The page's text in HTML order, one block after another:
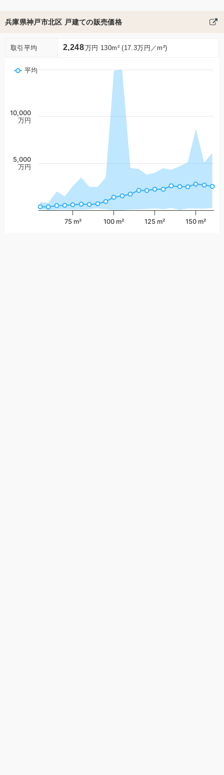
兵庫県神戸市北区 戸建ての販売価格
取引平均 2,248万円 130m² (17.3万円／m²)
平均
75 m² 100 m² 125 m² 150 m²
5,000
万円
10,000
万円